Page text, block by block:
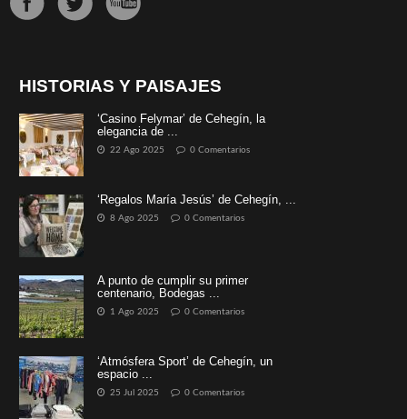
HISTORIAS Y PAISAJES
‘Casino Felymar’ de Cehegín, la
elegancia de ...
22 Ago 2025 0 Comentarios
‘Regalos María Jesús’ de Cehegín, ...
8 Ago 2025 0 Comentarios
A punto de cumplir su primer
centenario, Bodegas ...
1 Ago 2025 0 Comentarios
‘Atmósfera Sport’ de Cehegín, un
espacio ...
25 Jul 2025 0 Comentarios